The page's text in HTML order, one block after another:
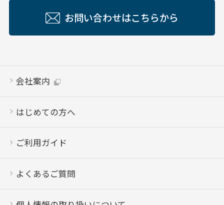
お問い合わせはこちらから
会社案内
はじめての方へ
ご利用ガイド
よくあるご質問